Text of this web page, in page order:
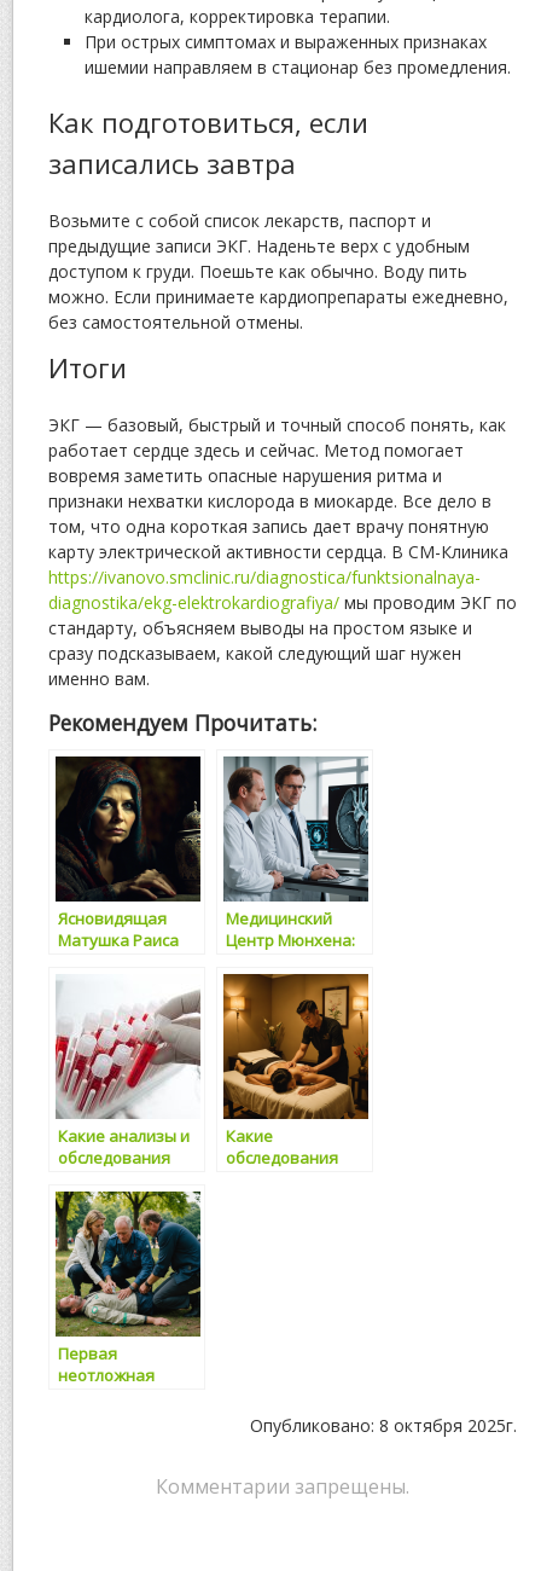
кардиолога, корректировка терапии.
При острых симптомах и выраженных признаках
ишемии направляем в стационар без промедления.
Как подготовиться, если
записались завтра
Возьмите с собой список лекарств, паспорт и
предыдущие записи ЭКГ. Наденьте верх с удобным
доступом к груди. Поешьте как обычно. Воду пить
можно. Если принимаете кардиопрепараты ежедневно,
без самостоятельной отмены.
Итоги
ЭКГ — базовый, быстрый и точный способ понять, как
работает сердце здесь и сейчас. Метод помогает
вовремя заметить опасные нарушения ритма и
признаки нехватки кислорода в миокарде. Все дело в
том, что одна короткая запись дает врачу понятную
карту электрической активности сердца. В СМ-Клиника
https://ivanovo.smclinic.ru/diagnostica/funktsionalnaya-
diagnostika/ekg-elektrokardiografiya/ мы проводим ЭКГ по
стандарту, объясняем выводы на простом языке и
сразу подсказываем, какой следующий шаг нужен
именно вам.
Рекомендуем Прочитать:
Ясновидящая
Матушка Раиса
Медицинский
Центр Мюнхена:
Высшем Уровне
Какие анализы и
обследования
каждый год
Какие
обследования
Первая
неотложная
своевременно
Опубликовано: 8 октября 2025г.
Комментарии запрещены.